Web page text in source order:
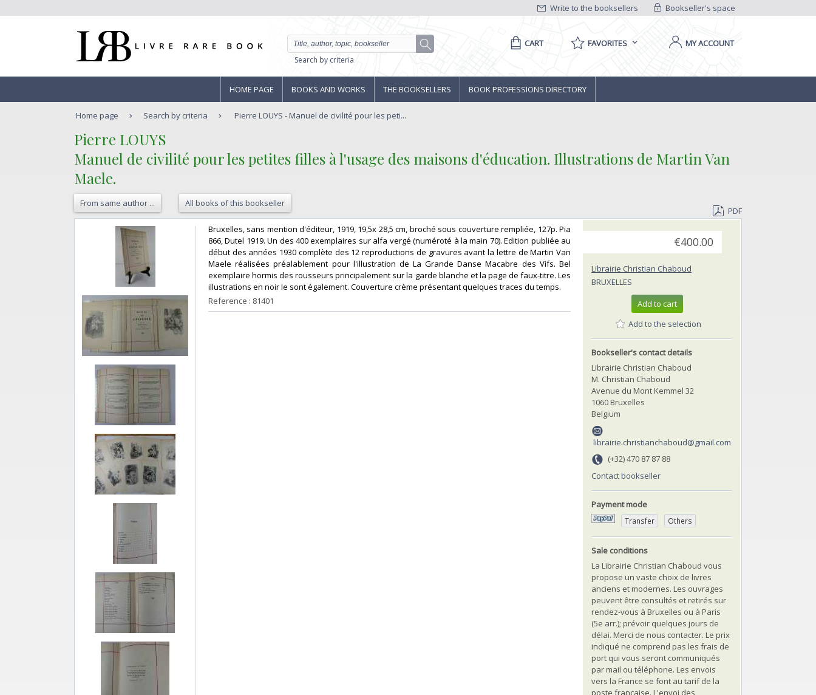
Bookseller's space
Write to the booksellers
Search by criteria
CART FAVORITES MY ACCOUNT
HOME PAGE BOOKS AND WORKS THE BOOKSELLERS BOOK PROFESSIONS DIRECTORY
Home page Search by criteria Pierre LOUYS - Manuel de civilité pour les peti...
‎Pierre LOUYS‎
‎Manuel de civilité pour les petites filles à l'usage des maisons d'éducation. Illustrations de Martin Van
Maele.‎
From same author ... All books of this bookseller
PDF
‎Bruxelles, sans mention d'éditeur, 1919, 19,5x 28,5 cm, broché sous couverture rempliée, 127p. Pia
866, Dutel 1919. Un des 400 exemplaires sur alfa vergé (numéroté à la main 70). Edition publiée au
début des années 1930 complète des 12 reproductions de gravures avant la lettre de Martin Van
Maele réalisées préalablement pour l'illustration de La Grande Danse Macabre des Vifs. Bel
exemplaire hormis des rousseurs principalement sur la garde blanche et la page de faux-titre. Les
illustrations en noir le sont également. Couverture crème présentant quelques traces du temps. ‎
Reference : 81401
€400.00
Librairie Christian Chaboud
BRUXELLES
Add to cart
Add to the selection
Bookseller's contact details
Librairie Christian Chaboud
M. Christian Chaboud
Avenue du Mont Kemmel 32
1060 Bruxelles
Belgium
librairie.christianchaboud@gmail.com
(+32) 470 87 87 88
Contact bookseller
Payment mode
Transfer Others
Sale conditions
La Librairie Christian Chaboud vous
propose un vaste choix de livres
anciens et modernes. Les ouvrages
peuvent être consultés et retirés sur
rendez-vous à Bruxelles ou à Paris
(5e arr.); prévoir quelques jours de
délai. Merci de nous contacter. Le prix
indiqué ne comprend pas les frais de
port qui vous seront communiqués
par mail ou téléphone. Les envois
vers la France se font au tarif de la
poste française. L'envoi des